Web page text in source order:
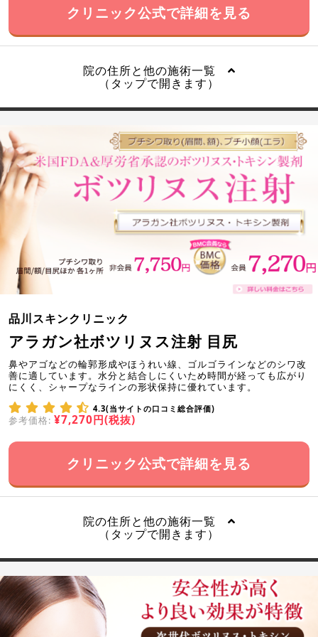
クリニック公式で詳細を見る
院の住所と他の施術一覧
（タップで開きます）
品川スキンクリニック
アラガン社ボツリヌス注射 目尻
鼻やアゴなどの輪郭形成やほうれい線、ゴルゴラインなどのシワ改
善に適しています。水分と結合しにくいため時間が経っても広がり
にくく、シャープなラインの形状保持に優れています。
4.3(当サイトの口コミ総合評価)
参考価格: ¥7,270円(税抜)
クリニック公式で詳細を見る
院の住所と他の施術一覧
（タップで開きます）